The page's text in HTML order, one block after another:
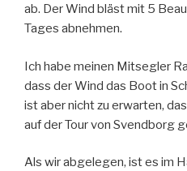
ab. Der Wind bläst mit 5
Tages abnehmen.
Ich habe meinen Mitsegler
dass der Wind das Boot in
ist aber nicht zu erwarten,
auf der Tour von Svendborg
Als wir abgelegen, ist es im